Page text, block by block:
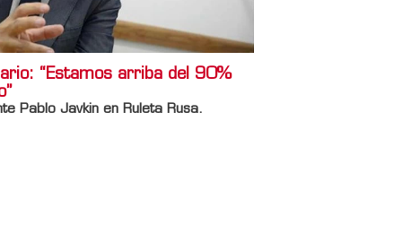
“Estamos arriba del 90%
Pablo Javkin en Ruleta Rusa.